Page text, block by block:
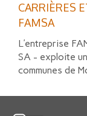
CARRIÈRES
FAMSA
L’entreprise
SA - exploite
communes de